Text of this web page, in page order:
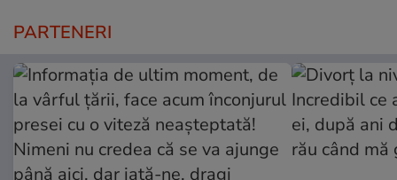
PARTENERI